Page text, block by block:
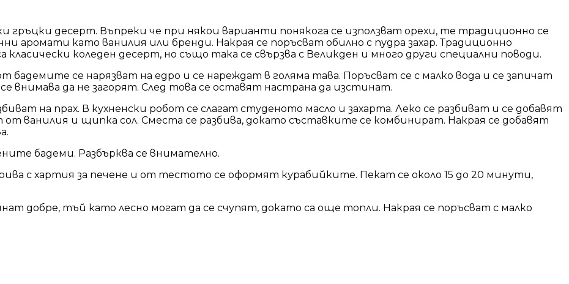
гръцки десерт. Въпреки че при някои варианти понякога се използват орехи, те традиционно се
аромати като ванилия или бренди. Накрая се поръсват обилно с пудра захар. Традиционно
класически коледен десерт, но също така се свързва с Великден и много други специални поводи.
бадемите се нарязват на едро и се нареждат в голяма тава. Поръсват се с малко вода и се запичат
внимава да не загорят. След това се оставят настрана да изстинат.
на прах. В кухненски робот се слагат студеното масло и захарта. Леко се разбиват и се добавят
ванилия и щипка сол. Сместа се разбива, докато съставките се комбинират. Накрая се добавят
бадеми. Разбърква се внимателно.
с хартия за печене и от тестото се оформят курабийките. Пекат се около 15 до 20 минути,
добре, тъй като лесно могат да се счупят, докато са още топли. Накрая се поръсват с малко